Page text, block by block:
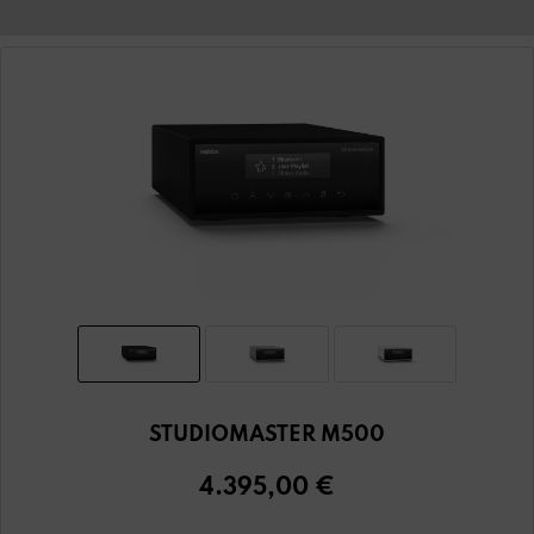
STUDIOMASTER M500
4.395,00 €